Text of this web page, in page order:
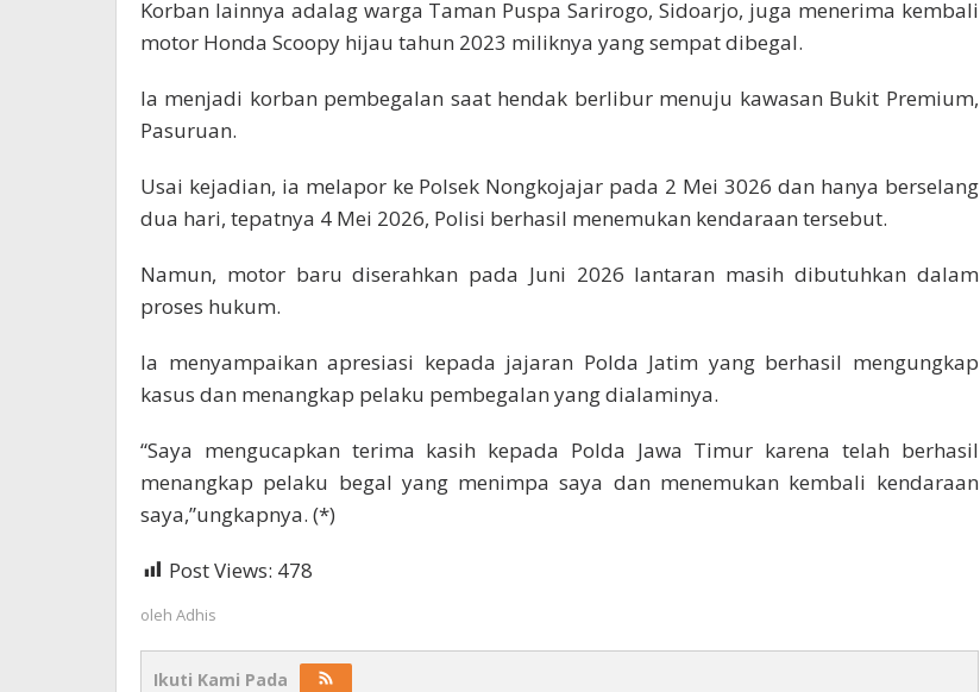
Korban lainnya adalag warga Taman Puspa Sarirogo, Sidoarjo, juga menerima kembali
motor Honda Scoopy hijau tahun 2023 miliknya yang sempat dibegal.
Ia menjadi korban pembegalan saat hendak berlibur menuju kawasan Bukit Premium,
Pasuruan.
Usai kejadian, ia melapor ke Polsek Nongkojajar pada 2 Mei 3026 dan hanya berselang
dua hari, tepatnya 4 Mei 2026, Polisi berhasil menemukan kendaraan tersebut.
Namun, motor baru diserahkan pada Juni 2026 lantaran masih dibutuhkan dalam
proses hukum.
Ia menyampaikan apresiasi kepada jajaran Polda Jatim yang berhasil mengungkap
kasus dan menangkap pelaku pembegalan yang dialaminya.
“Saya mengucapkan terima kasih kepada Polda Jawa Timur karena telah berhasil
menangkap pelaku begal yang menimpa saya dan menemukan kembali kendaraan
saya,”ungkapnya. (*)
Post Views: 478
oleh Adhis
Ikuti Kami Pada